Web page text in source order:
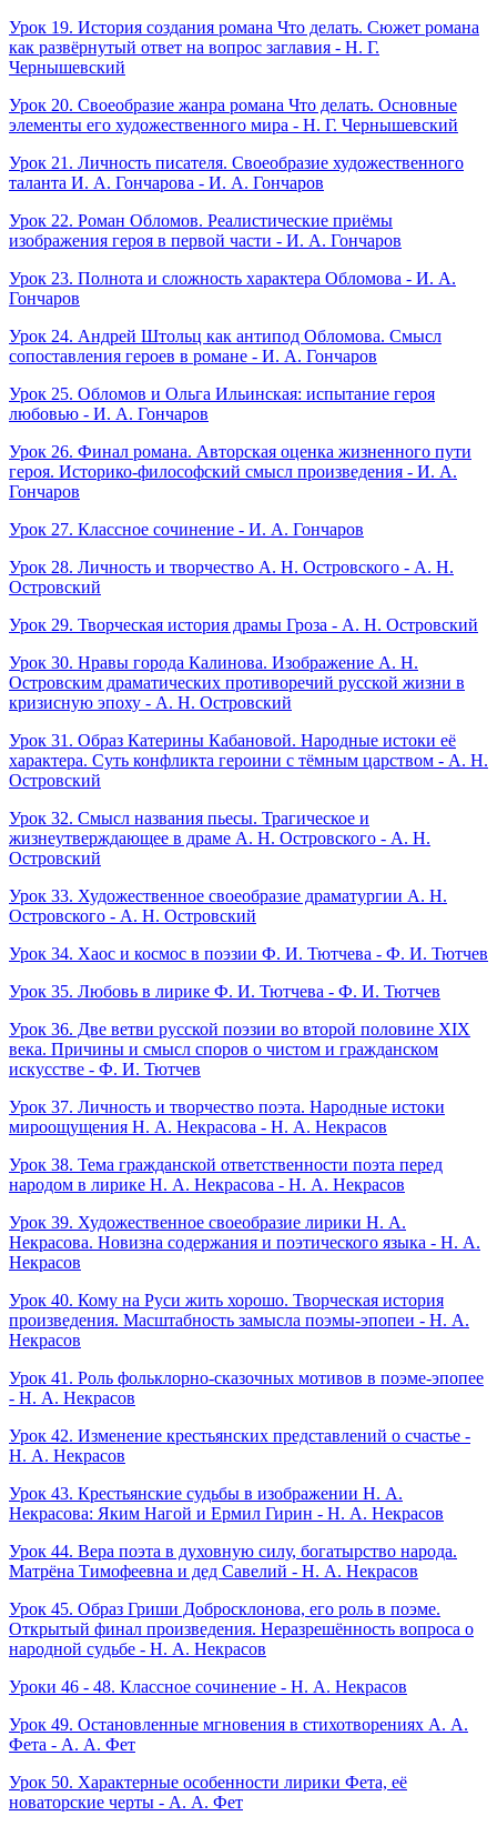
Урок 19. История создания романа Что делать. Сюжет романа
как развёрнутый ответ на вопрос заглавия - Н. Г.
Чернышевский
Урок 20. Своеобразие жанра романа Что делать. Основные
элементы его художественного мира - Н. Г. Чернышевский
Урок 21. Личность писателя. Своеобразие художественного
таланта И. А. Гончарова - И. А. Гончаров
Урок 22. Роман Обломов. Реалистические приёмы
изображения героя в первой части - И. А. Гончаров
Урок 23. Полнота и сложность характера Обломова - И. А.
Гончаров
Урок 24. Андрей Штольц как антипод Обломова. Смысл
сопоставления героев в романе - И. А. Гончаров
Урок 25. Обломов и Ольга Ильинская: испытание героя
любовью - И. А. Гончаров
Урок 26. Финал романа. Авторская оценка жизненного пути
героя. Историко-философский смысл произведения - И. А.
Гончаров
Урок 27. Классное сочинение - И. А. Гончаров
Урок 28. Личность и творчество А. Н. Островского - А. Н.
Островский
Урок 29. Творческая история драмы Гроза - А. Н. Островский
Урок 30. Нравы города Калинова. Изображение А. Н.
Островским драматических противоречий русской жизни в
кризисную эпоху - А. Н. Островский
Урок 31. Образ Катерины Кабановой. Народные истоки её
характера. Суть конфликта героини с тёмным царством - А. Н.
Островский
Урок 32. Смысл названия пьесы. Трагическое и
жизнеутверждающее в драме А. Н. Островского - А. Н.
Островский
Урок 33. Художественное своеобразие драматургии А. Н.
Островского - А. Н. Островский
Урок 34. Хаос и космос в поэзии Ф. И. Тютчева - Ф. И. Тютчев
Урок 35. Любовь в лирике Ф. И. Тютчева - Ф. И. Тютчев
Урок 36. Две ветви русской поэзии во второй половине XIX
века. Причины и смысл споров о чистом и гражданском
искусстве - Ф. И. Тютчев
Урок 37. Личность и творчество поэта. Народные истоки
мироощущения Н. А. Некрасова - Н. А. Некрасов
Урок 38. Тема гражданской ответственности поэта перед
народом в лирике Н. А. Некрасова - Н. А. Некрасов
Урок 39. Художественное своеобразие лирики Н. А.
Некрасова. Новизна содержания и поэтического языка - Н. А.
Некрасов
Урок 40. Кому на Руси жить хорошо. Творческая история
произведения. Масштабность замысла поэмы-эпопеи - Н. А.
Некрасов
Урок 41. Роль фольклорно-сказочных мотивов в поэме-эпопее
- Н. А. Некрасов
Урок 42. Изменение крестьянских представлений о счастье -
Н. А. Некрасов
Урок 43. Крестьянские судьбы в изображении Н. А.
Некрасова: Яким Нагой и Ермил Гирин - Н. А. Некрасов
Урок 44. Вера поэта в духовную силу, богатырство народа.
Матрёна Тимофеевна и дед Савелий - Н. А. Некрасов
Урок 45. Образ Гриши Добросклонова, его роль в поэме.
Открытый финал произведения. Неразрешённость вопроса о
народной судьбе - Н. А. Некрасов
Уроки 46 - 48. Классное сочинение - Н. А. Некрасов
Урок 49. Остановленные мгновения в стихотворениях А. А.
Фета - А. А. Фет
Урок 50. Характерные особенности лирики Фета, её
новаторские черты - А. А. Фет